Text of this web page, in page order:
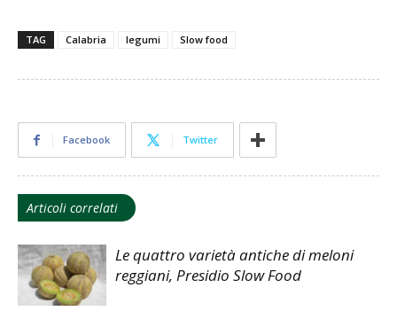
TAG Calabria legumi Slow food
Facebook Twitter
Articoli correlati
Le quattro varietà antiche di meloni
reggiani, Presidio Slow Food